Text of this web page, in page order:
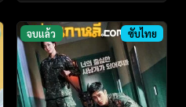
จบแล้ว ซับไทย